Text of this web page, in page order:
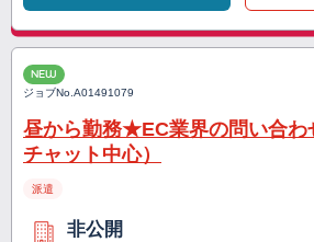
NEW
ジョブNo.A01491079
昼から勤務★EC業界の問い合わ
チャット中心）
派遣
非公開